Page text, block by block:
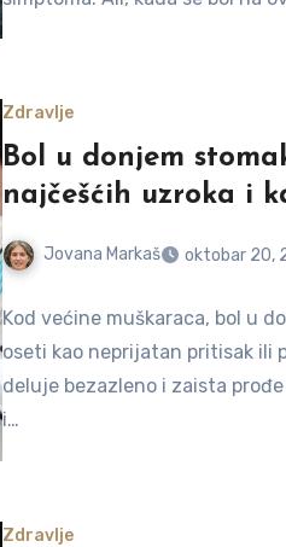
Zdravlje
Bol u donjem
najčešćih uzroka i
Jovana Markaš oktobar 20,
Kod većine muškaraca, bol u
oseti kao neprijatan pritisak ili
deluje bezazleno i zaista
i…
Zdravlje